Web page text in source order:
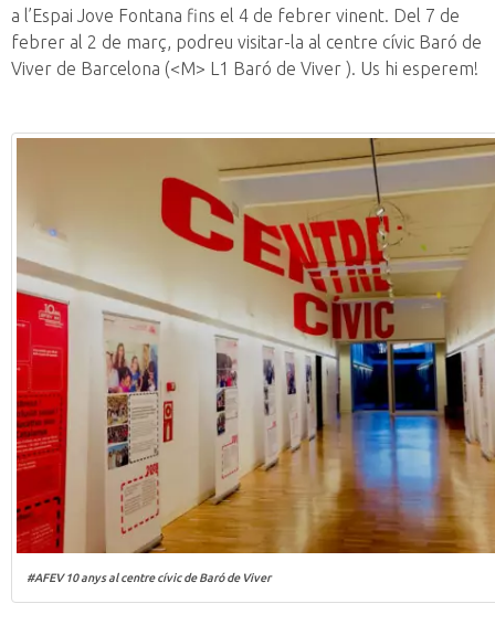
a l’Espai Jove Fontana fins el 4 de febrer vinent. Del 7 de
febrer al 2 de març, podreu visitar-la al centre cívic Baró de
Viver de Barcelona (<M> L1 Baró de Viver ). Us hi esperem!
#AFEV 10 anys al centre cívic de Baró de Viver